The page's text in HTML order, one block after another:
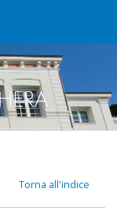
Torna all'indice